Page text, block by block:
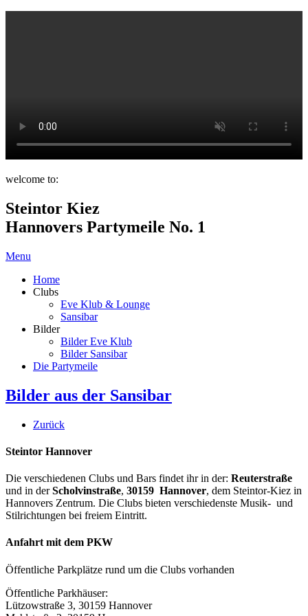
welcome to:
Steintor Kiez
Hannovers Partymeile No. 1
Menu
Home
Clubs
Eve Klub & Lounge
Sansibar
Bilder
Bilder Eve Klub
Bilder Sansibar
Die Partymeile
Bilder aus der Sansibar
Zurück
Steintor Hannover
Die verschiedenen Clubs und Bars findet ihr in der: Reuterstraße
und in derScholvinstraße, 30159 Hannover, dem Steintor-Kiez in
Hannovers Zentrum. Die Clubs bieten verschiedenste Musik- und
Stilrichtungen bei freiem Eintritt.
Anfahrt mit dem PKW
Öffentliche Parkplätze rund um die Clubs vorhanden
Öffentliche Parkhäuser:
Lützowstraße 3, 30159 Hannover